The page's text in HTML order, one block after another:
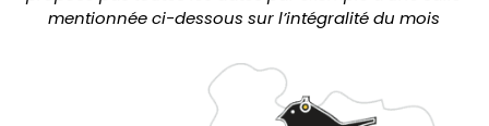
mentionnée ci-dessous sur l’intégralité du mois